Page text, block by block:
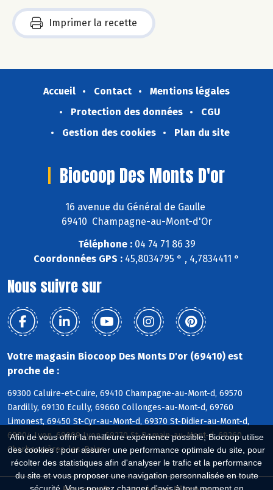
Afin de vous offrir la meilleure expérience possible, Biocoop utilise
des cookies : pour assurer une performance optimale du site, pour
récolter des statistiques afin d'analyser le trafic et la performance
du site et vous proposer une navigation personnalisée en toute
Imprimer la recette
Accueil Contact
Mentions légales
Protection des données
CGU
Gestion des cookies
Plan du site
Biocoop Des Monts D'or
16 avenue du Général de Gaulle
69410 Champagne-au-Mont-d'Or
Téléphone :04 74 71 86 39
Coordonnées GPS : 45,8034795 ° , 4,7834411 °
Nous suivre sur
Votre magasin Biocoop Des Monts D'or (69410) est
proche de :
69300 Caluire-et-Cuire, 69410 Champagne-au-Mont-d, 69570
Dardilly, 69130 Ecully, 69660 Collonges-au-Mont-d, 69760
Limonest, 69450 St-Cyr-au-Mont-d, 69370 St-Didier-au-Mont-d,
69004 Lyon, 69009 Lyon, 69270 St-Romain-au-Mont-d, 69260
Charbonnières-les-Bains